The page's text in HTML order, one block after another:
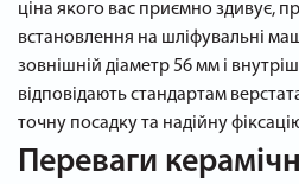
ціна якого вас приємно здивує,
встановлення на шліфувальні
зовнішній діаметр 56 мм і
відповідають стандартам
точну посадку та надійну
Переваги